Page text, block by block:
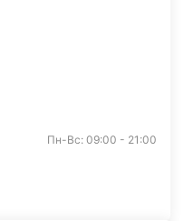
Пн-Вс: 09:00 - 21:00